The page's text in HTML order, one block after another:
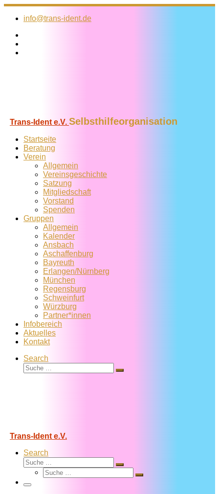
Zum
Inhalt
info@trans-ident.de
Trans-Ident e.V. Selbsthilfeorganisation
Startseite
Beratung
Verein
Allgemein
Vereins­geschichte
Satzung
Mitglied­schaft
Vorstand
Spenden
Gruppen
Allgemein
Kalender
Ansbach
Aschaffenburg
Bayreuth
Erlangen/Nürnberg
München
Regensburg
Schweinfurt
Würzburg
Partner*innen
Infobereich
Aktuelles
Kontakt
Search
Suche
Suche
Trans-Ident e.V.
Search
Suche
Suche
Suche
Suche
Menü